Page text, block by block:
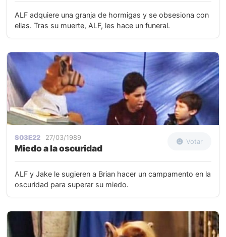
ALF adquiere una granja de hormigas y se obsesiona con
ellas. Tras su muerte, ALF, les hace un funeral.
S03E22 27/03/1989
Miedo a la oscuridad
Votar
ALF y Jake le sugieren a Brian hacer un campamento en la
oscuridad para superar su miedo.